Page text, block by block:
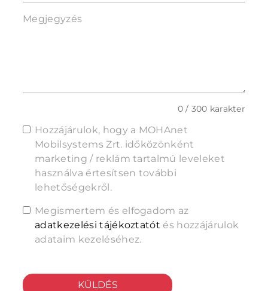
Megjegyzés
0 / 300 karakter
Hozzájárulok, hogy a MOHAnet
Mobilsystems Zrt. időközönként
marketing / reklám tartalmú leveleket
használva értesítsen további
lehetőségekről.
Megismertem és elfogadom az
adatkezelési tájékoztatót és hozzájárulok
adataim kezeléséhez.
KÜLDÉS